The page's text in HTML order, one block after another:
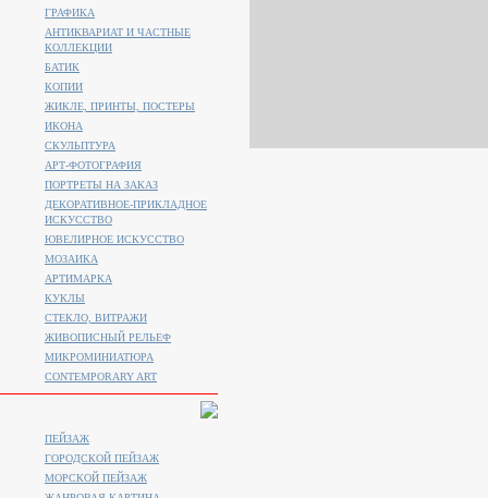
ГРАФИКА
АНТИКВАРИАТ И ЧАСТНЫЕ
КОЛЛЕКЦИИ
БАТИК
КОПИИ
ЖИКЛЕ, ПРИНТЫ, ПОСТЕРЫ
ИКОНА
СКУЛЬПТУРА
АРТ-ФОТОГРАФИЯ
ПОРТРЕТЫ НА ЗАКАЗ
ДЕКОРАТИВНОЕ-ПРИКЛАДНОЕ
ИСКУССТВО
ЮВЕЛИРНОЕ ИСКУССТВО
МОЗАИКА
АРТИМАРКА
КУКЛЫ
СТЕКЛО, ВИТРАЖИ
ЖИВОПИСНЫЙ РЕЛЬЕФ
МИКРОМИНИАТЮРА
CONTEMPORARY ART
ПЕЙЗАЖ
ГОРОДСКОЙ ПЕЙЗАЖ
МОРСКОЙ ПЕЙЗАЖ